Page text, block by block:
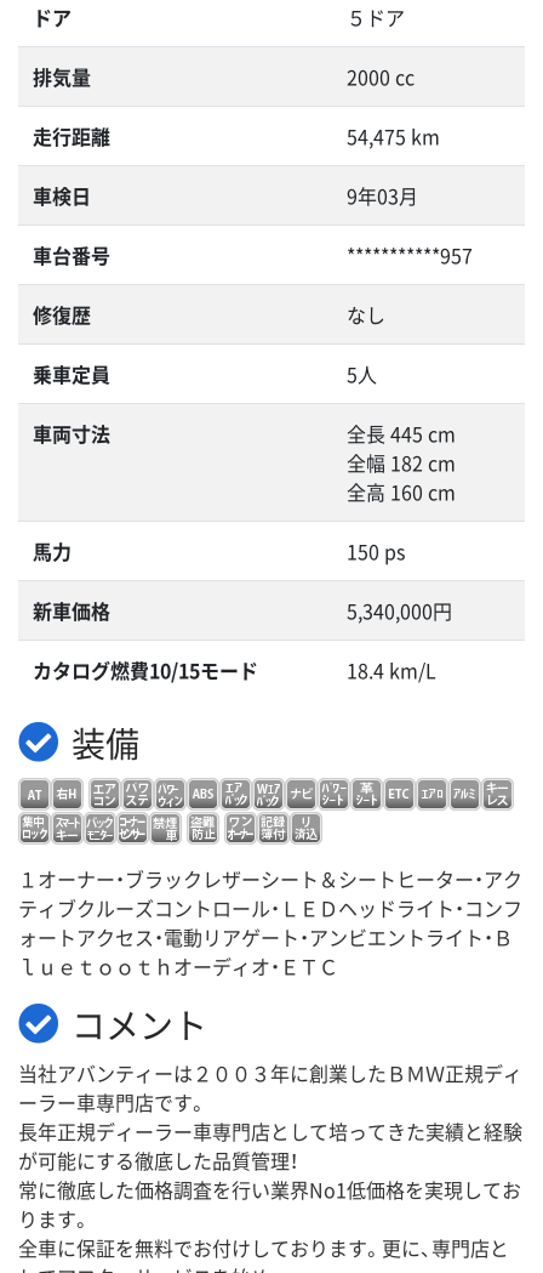
ドア ５ドア
排気量 2000 cc
走行距離 54,475 km
車検日 9年03月
車台番号 ***********957
修復歴 なし
乗車定員 5人
車両寸法
全長 445 cm
全幅 182 cm
全高 160 cm
馬力 150 ps
新車価格 5,340,000円
カタログ燃費10/15モード 18.4 km/L
装備
１オーナー・ブラックレザーシート＆シートヒーター・アク
ティブクルーズコントロール・ＬＥＤヘッドライト・コンフ
ォートアクセス・電動リアゲート・アンビエントライト・Ｂ
ｌｕｅｔｏｏｔｈオーディオ・ＥＴＣ
コメント
当社アバンティーは２００３年に創業したＢＭＷ正規ディ
ーラー車専門店です。
長年正規ディーラー車専門店として培ってきた実績と経験
が可能にする徹底した品質管理！
常に徹底した価格調査を行い業界No1低価格を実現してお
ります。
全車に保証を無料でお付けしております。更に、専門店と